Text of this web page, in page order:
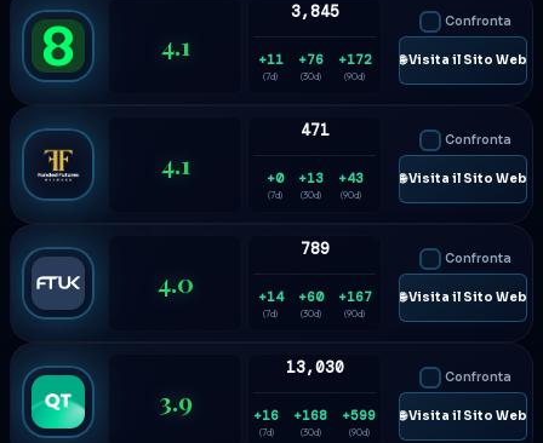
4.1
3,845
+11
(7d)
+76
(30d)
+172
(90d)
Confronta
🌐 Visita il Sito Web
4.1
471
+0
(7d)
+13
(30d)
+43
(90d)
Confronta
🌐 Visita il Sito Web
4.0
789
+14
(7d)
+60
(30d)
+167
(90d)
Confronta
🌐 Visita il Sito Web
3.9
13,030
+16
(7d)
+168
(30d)
+599
(90d)
Confronta
🌐 Visita il Sito Web